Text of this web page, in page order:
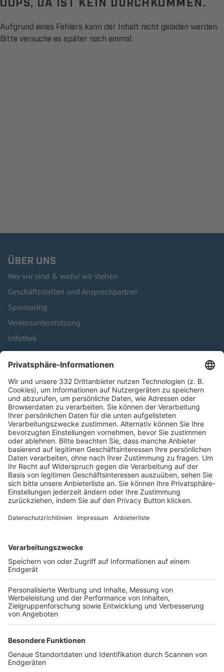
Aufgrund eines Fehlers kann der Inhalt nicht geladen werden.
Bitte versuche es später noch einmal.
ÜBER UNS
Wer wir sind & wofür wir stehen
Geschäftsstellen und Ansprechpartner
Sponsoring
Vereinsunterstützung
Infothek
Kontakt
HÄUFIG BESUCHTE SEITEN
Pässe und Vereinswechsel
Trainerausbildung
Schulungsangebot Vereinsmitarbeiter
BFV-Geschäftsstellen
Trainerbörse
Login SpielPlus
FOLGE DEM BFV
TOP-VEREINE
TOP-PARTNER